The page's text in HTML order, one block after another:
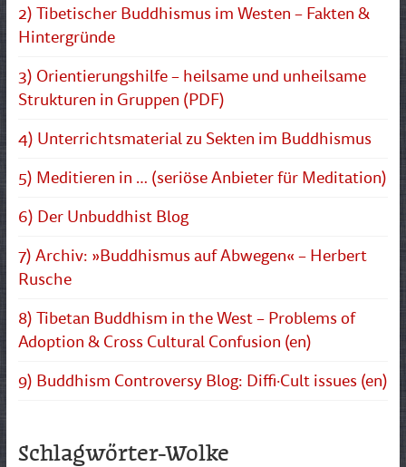
2) Tibetischer Buddhismus im Westen – Fakten &
Hintergründe
3) Orientierungshilfe – heilsame und unheilsame
Strukturen in Gruppen (PDF)
4) Unterrichtsmaterial zu Sekten im Buddhismus
5) Meditieren in … (seriöse Anbieter für Meditation)
6) Der Unbuddhist Blog
7) Archiv: »Buddhismus auf Abwegen« – Herbert
Rusche
8) Tibetan Buddhism in the West – Problems of
Adoption & Cross Cultural Confusion (en)
9) Buddhism Controversy Blog: Diffi·Cult issues (en)
Schlagwörter-Wolke